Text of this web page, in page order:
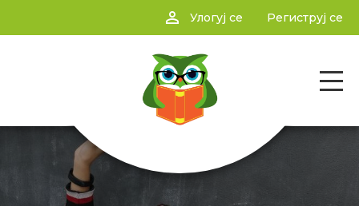
person_outline Улогуј се Региструј се